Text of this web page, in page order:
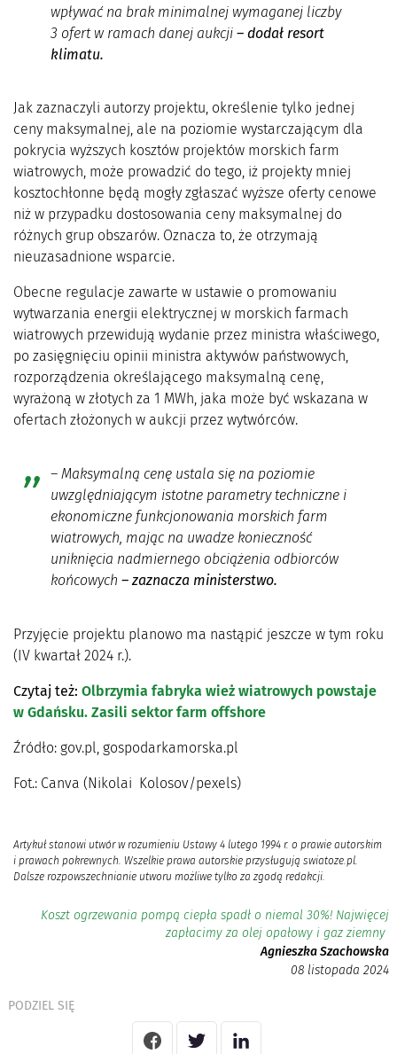
wpływać na brak minimalnej wymaganej liczby
3 ofert w ramach danej aukcji – dodał resort
klimatu.
Jak zaznaczyli autorzy projektu, określenie tylko jednej
ceny maksymalnej, ale na poziomie wystarczającym dla
pokrycia wyższych kosztów projektów morskich farm
wiatrowych, może prowadzić do tego, iż projekty mniej
kosztochłonne będą mogły zgłaszać wyższe oferty cenowe
niż w przypadku dostosowania ceny maksymalnej do
różnych grup obszarów. Oznacza to, że otrzymają
nieuzasadnione wsparcie.
Obecne regulacje zawarte w ustawie o promowaniu
wytwarzania energii elektrycznej w morskich farmach
wiatrowych przewidują wydanie przez ministra właściwego,
po zasięgnięciu opinii ministra aktywów państwowych,
rozporządzenia określającego maksymalną cenę,
wyrażoną w złotych za 1 MWh, jaka może być wskazana w
ofertach złożonych w aukcji przez wytwórców.
– Maksymalną cenę ustala się na poziomie
uwzględniającym istotne parametry techniczne i
ekonomiczne funkcjonowania morskich farm
wiatrowych, mając na uwadze konieczność
uniknięcia nadmiernego obciążenia odbiorców
końcowych – zaznacza ministerstwo.
Przyjęcie projektu planowo ma nastąpić jeszcze w tym roku
(IV kwartał 2024 r.).
Czytaj też: Olbrzymia fabryka wież wiatrowych powstaje
w Gdańsku. Zasili sektor farm offshore
Źródło: gov.pl, gospodarkamorska.pl
Fot.: Canva (Nikolai Kolosov/pexels)
Artykuł stanowi utwór w rozumieniu Ustawy 4 lutego 1994 r. o prawie autorskim
i prawach pokrewnych. Wszelkie prawa autorskie przysługują swiatoze.pl.
Dalsze rozpowszechnianie utworu możliwe tylko za zgodą redakcji.
Koszt ogrzewania pompą ciepła spadł o niemal 30%! Najwięcej
zapłacimy za olej opałowy i gaz ziemny
Agnieszka Szachowska
08 listopada 2024
PODZIEL SIĘ